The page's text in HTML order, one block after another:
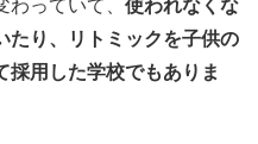
わっていて、 使われなくな
たり、リトミックを子供の
採用した学校でもありま